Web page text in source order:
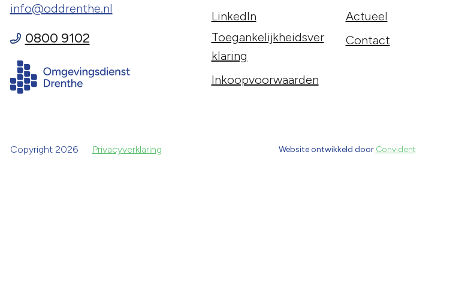
info@oddrenthe.nl
0800 9102
LinkedIn
Toegankelijkheidsver
klaring
Inkoopvoorwaarden
Actueel
Contact
Copyright 2026 Privacyverklaring Website ontwikkeld door Convident